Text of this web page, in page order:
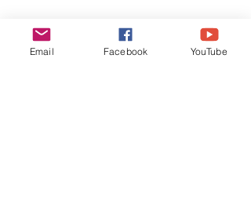
Ähnliche
Email Facebook YouTube